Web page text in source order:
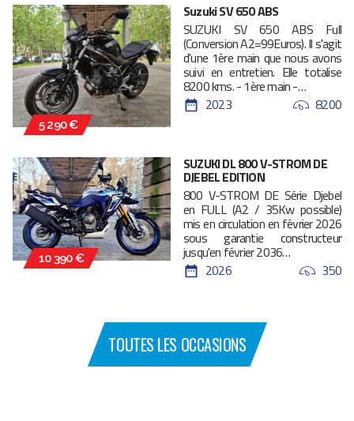
5 290 €
Suzuki SV 650 ABS
SUZUKI SV 650 ABS Full
(Conversion A2=99Euros). Il s'agit
d'une 1ère main que nous avons
suivi en entretien. Elle totalise
8200 kms. - 1ère main -…
2023
8200
10 390 €
SUZUKI DL 800 V-STROM DE
DJEBEL EDITION
800 V-STROM DE Série Djebel
en FULL (A2 / 35Kw possible)
mis en circulation en février 2026
sous garantie constructeur
jusqu'en février 2036…
2026
350
TOUTES LES OCCASIONS